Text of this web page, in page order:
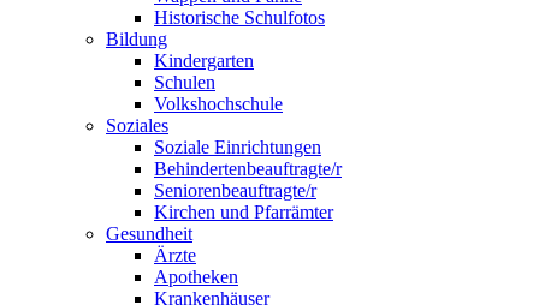
Historische Schulfotos
Bildung
Kindergarten
Schulen
Volkshochschule
Soziales
Soziale Einrichtungen
Behindertenbeauftragte/r
Seniorenbeauftragte/r
Kirchen und Pfarrämter
Gesundheit
Ärzte
Apotheken
Krankenhäuser